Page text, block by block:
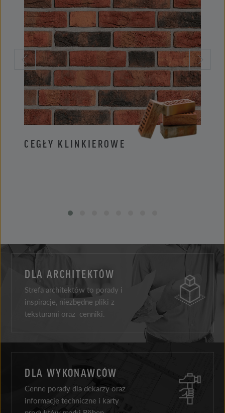
CEGŁY KLINKIEROWE
DLA ARCHITEKTÓW
Strefa architektów to porady i
inspiracje, niezbędne pliki z
teksturami oraz cenniki.
DLA WYKONAWCÓW
Cenne porady dla dekarzy oraz
informacje techniczne i karty